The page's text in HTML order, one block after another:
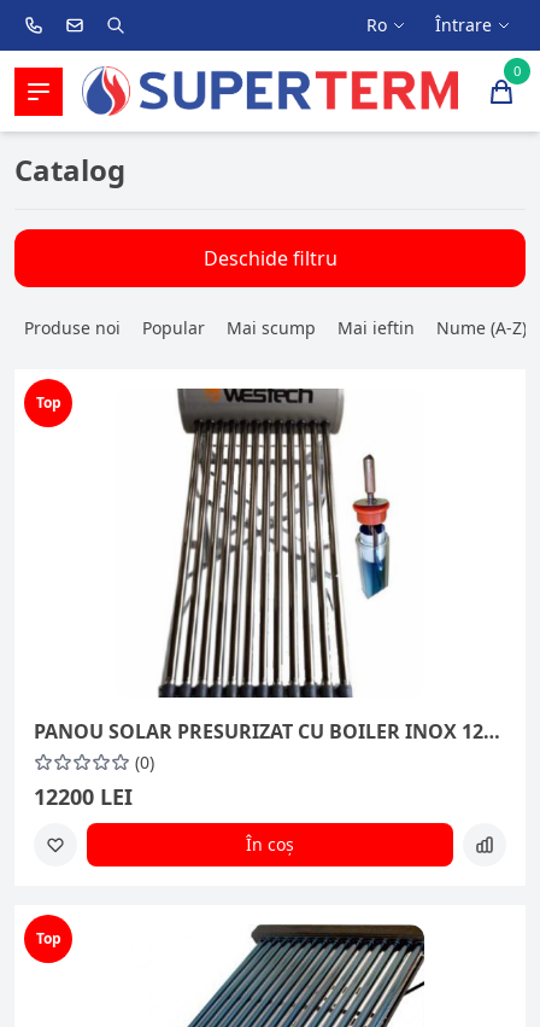
Ro Întrare
0
Catalog
Deschide filtru
Produse noi Popular Mai scump Mai ieftin Nume (A-Z)
Top
PANOU SOLAR PRESURIZAT CU BOILER INOX 120 L INCORPORAT ȘI 12 TUBURI VIDATE
(0)
12200 LEI
În coș
Top